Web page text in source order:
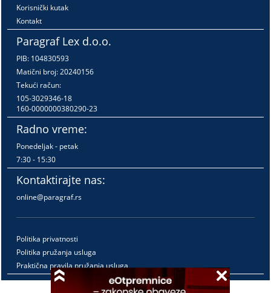
Korisnički kutak
Kontakt
Paragraf Lex d.o.o.
PIB: 104830593
Matični broj: 20240156
Tekući račun:
105-3029346-18
160-0000000380290-23
Radno vreme:
Ponedeljak - petak
7:30 - 15:30
Kontaktirajte nas:
online@paragraf.rs
Politika privatnosti
Politika pružanja usluga
Praktična pravila pružanja usluga